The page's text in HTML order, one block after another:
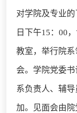
对学院及专业
日下午15：00
教室，举行院
会。学院党委
系负责人、辅
加。见面会由院